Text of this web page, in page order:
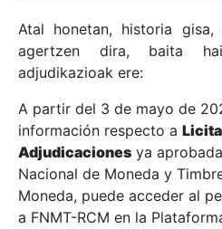
Erakutsi/Ezkutatu
Erakutsi/Ezkutatu
Erakutsi/Ezkutatu
Erakutsi/Ezkutatu
Atal honetan, historia
agertzen dira, baita
adjudikazioak ere:
A partir del 3 de mayo de
información respecto a
Adjudicaciones ya
Nacional de Moneda y
Moneda, puede acceder al
a FNMT-RCM en la